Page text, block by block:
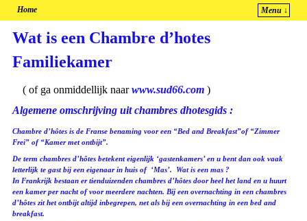
Home
Menu ↓
Wat is een Chambre d’hotes
Familiekamer
( of ga onmiddellijk naarwww.sud66.com)
Algemene omschrijving uit chambres dhotesgids :
Chambre d’hôtes is de Franse benaming voor een “Bed and Breakfast”of “Zimmer
Frei” of “Kamer met ontbijt”.
De term chambres d’hôtes betekent eigenlijk ‘gastenkamers’ en u bent dan ook vaak
letterlijk te gast bij een eigenaar in huis of ‘Mas’. Wat is een mas ?
In Frankrijk bestaan er tienduizenden chambres d’hôtes door heel het land en u huurt
een kamer per nacht of voor meerdere nachten. Bij een overnachting in een chambres
d’hôtes zit het ontbijt altijd inbegrepen, net als bij een overnachting in een bed and
breakfast.